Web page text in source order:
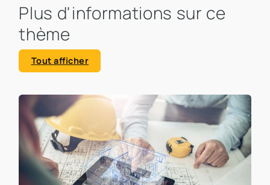
Plus d'informations sur ce
thème
Tout afficher